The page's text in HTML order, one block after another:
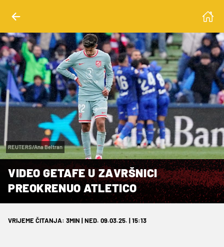
REUTERS/Ana Beltran
VIDEO GETAFE U ZAVRŠNICI
PREOKRENUO ATLETICO
VRIJEME ČITANJA: 3MIN | NED. 09.03.25. | 15:13